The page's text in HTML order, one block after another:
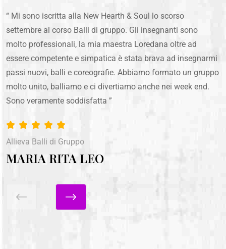
“ Mi sono iscritta alla New Hearth & Soul lo scorso
settembre al corso Balli di gruppo. Gli insegnanti sono
molto professionali, la mia maestra Loredana oltre ad
essere competente e simpatica è stata brava ad insegnarmi
passi nuovi, balli e coreografie. Abbiamo formato un gruppo
molto unito, balliamo e ci divertiamo anche nei week end.
Sono veramente soddisfatta ”
Allieva Balli di Gruppo
MARIA RITA LEO